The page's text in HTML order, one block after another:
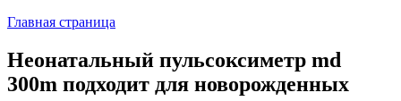
Главная страница
Неонатальный пульсоксиметр md
300m подходит для новорожденных